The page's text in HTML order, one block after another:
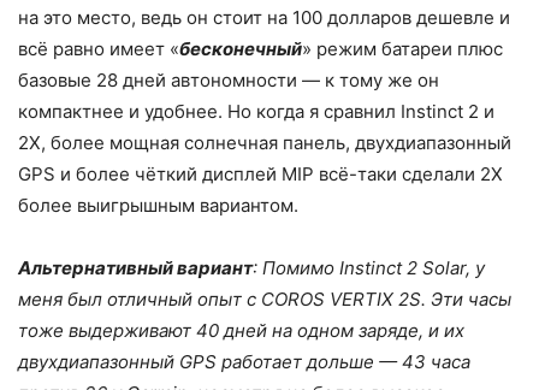
на это место, ведь он стоит на 100 долларов дешевле и
всё равно имеет «бесконечный» режим батареи плюс
базовые 28 дней автономности — к тому же он
компактнее и удобнее. Но когда я сравнил Instinct 2 и
2X, более мощная солнечная панель, двухдиапазонный
GPS и более чёткий дисплей MIP всё-таки сделали 2X
более выигрышным вариантом.
Альтернативный вариант: Помимо Instinct 2 Solar, у
меня был отличный опыт с COROS VERTIX 2S. Эти часы
тоже выдерживают 40 дней на одном заряде, и их
двухдиапазонный GPS работает дольше — 43 часа